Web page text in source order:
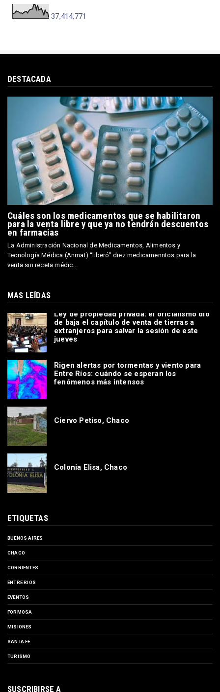
37,414,771
DESTACADA
Cuáles son los medicamentos que se habilitaron
para la venta libre y que ya no tendrán descuentos
en farmacias
La Administración Nacional de Medicamentos, Alimentos y
Tecnología Médica (Anmat) “liberó” diez medicamenntos para la
venta sin receta médic...
MAS LEÍDAS
Ley de propiedad privada: el oficialismo dio
de baja el capítulo de venta de tierras a
extranjeros para salvar la sesión de este
jueves
Rigen alertas por tormentas y viento para
Entre Ríos: cuándo se esperan los
fenómenos más intensos
Ciervo Petiso, Chaco
Colonia Elisa, Chaco
ETIQUETAS
BUENOS AIRES
CHACO
CORRIENTES
ENTRE RIOS
EVENTOS
FORMOSA
MISIONES
SANTA FE
TURISMO
SUSCRIBIRSE A